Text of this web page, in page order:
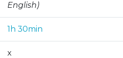
English)
1h 30min
x